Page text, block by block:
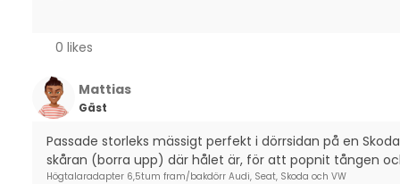
0 likes
Mattias
Gäst
Passade storleks mässigt perfekt i dörrsidan på en
skåran (borra upp) där hålet är, för att popnit tången
Högtalaradapter 6,5tum fram/bakdörr Audi, Seat, Skoda och VW